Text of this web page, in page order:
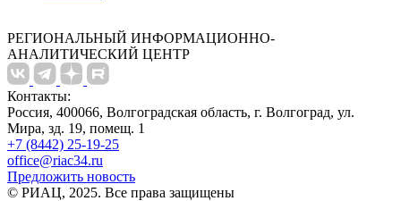
РЕГИОНАЛЬНЫЙ ИНФОРМАЦИОННО-
АНАЛИТИЧЕСКИЙ ЦЕНТР
Контакты:
Россия, 400066, Волгоградская область, г. Волгоград, ул.
Мира, зд. 19, помещ. 1
+7 (8442) 25-19-25
office@riac34.ru
Предложить новость
© РИАЦ, 2025. Все права защищены